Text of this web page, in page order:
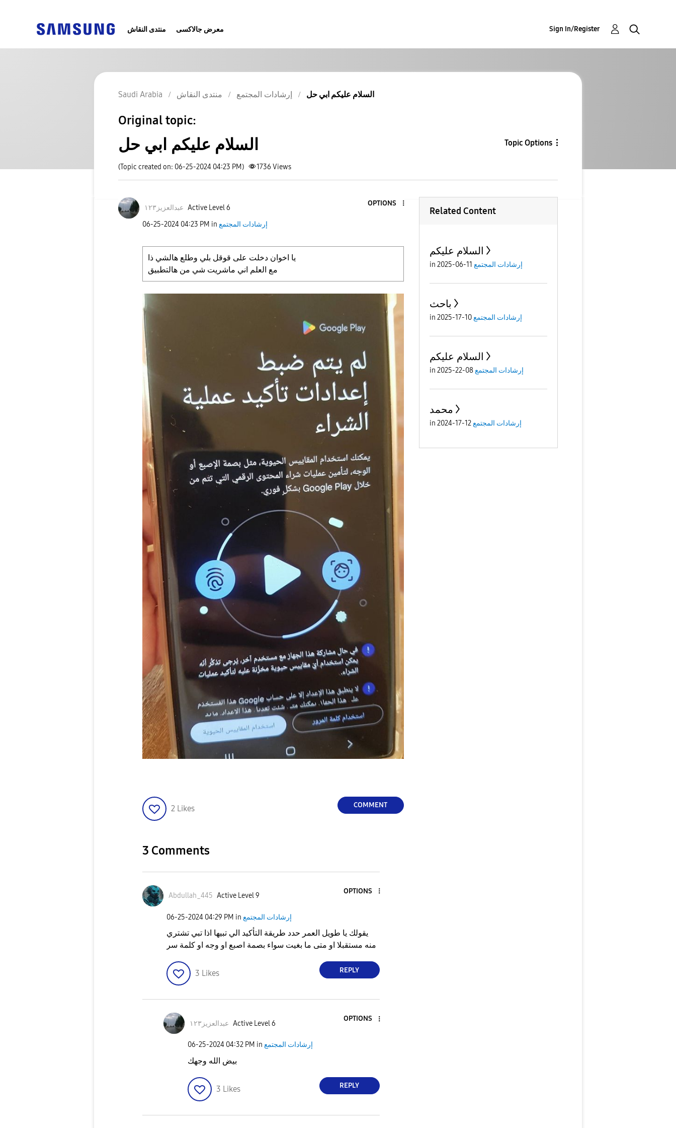
منتدى النقاش معرض جالاكسى Sign In/Register
Saudi Arabia منتدى النقاش إرشادات المجتمع السلام عليكم ابي حل
Original topic:
السلام عليكم ابي حل Topic Options
(Topic created on: 06-25-2024 04:23 PM) 1736 Views
عبدالعزيز١٢٣ Active Level 6
OPTIONS
‎06-25-2024 04:23 PM in إرشادات المجتمع
يا اخوان دخلت على قوقل بلي وطلع هالشي ذا
مع العلم اني ماشريت شي من هالتطبيق
2 Likes COMMENT
3 Comments
Abdullah_445 Active Level 9
OPTIONS
‎06-25-2024 04:29 PM in إرشادات المجتمع
يقولك يا طويل العمر حدد طريقة التأكيد الي تبيها اذا تبي تشتري
منه مستقبلا او متى ما بغيت سواء بصمة اصبع او وجه او كلمة سر
3 Likes REPLY
عبدالعزيز١٢٣ Active Level 6
OPTIONS
‎06-25-2024 04:32 PM in إرشادات المجتمع
بيض الله وجهك
3 Likes REPLY
Related Content
السلام عليكم
in إرشادات المجتمع 11-06-2025
باحث
in إرشادات المجتمع10-17-2025
السلام عليكم
in إرشادات المجتمع08-22-2025
محمد
in إرشادات المجتمع12-17-2024